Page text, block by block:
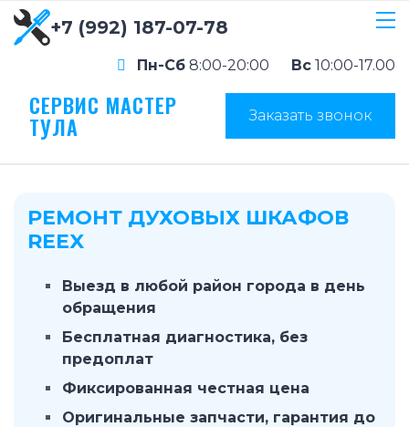
+7 (992) 187-07-78
Пн-Сб 8:00-20:00 Вс 10:00-17.00
СЕРВИС МАСТЕР
ТУЛА Заказать звонок
РЕМОНТ ДУХОВЫХ ШКАФОВ
REEX
Выезд в любой район города в день
обращения
Бесплатная диагностика, без
предоплат
Фиксированная честная цена
Оригинальные запчасти, гарантия до